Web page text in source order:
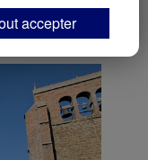
techniquesseront
sur "Tout accepter",
et les modifier à tout
choix" situé en bas de
accepter